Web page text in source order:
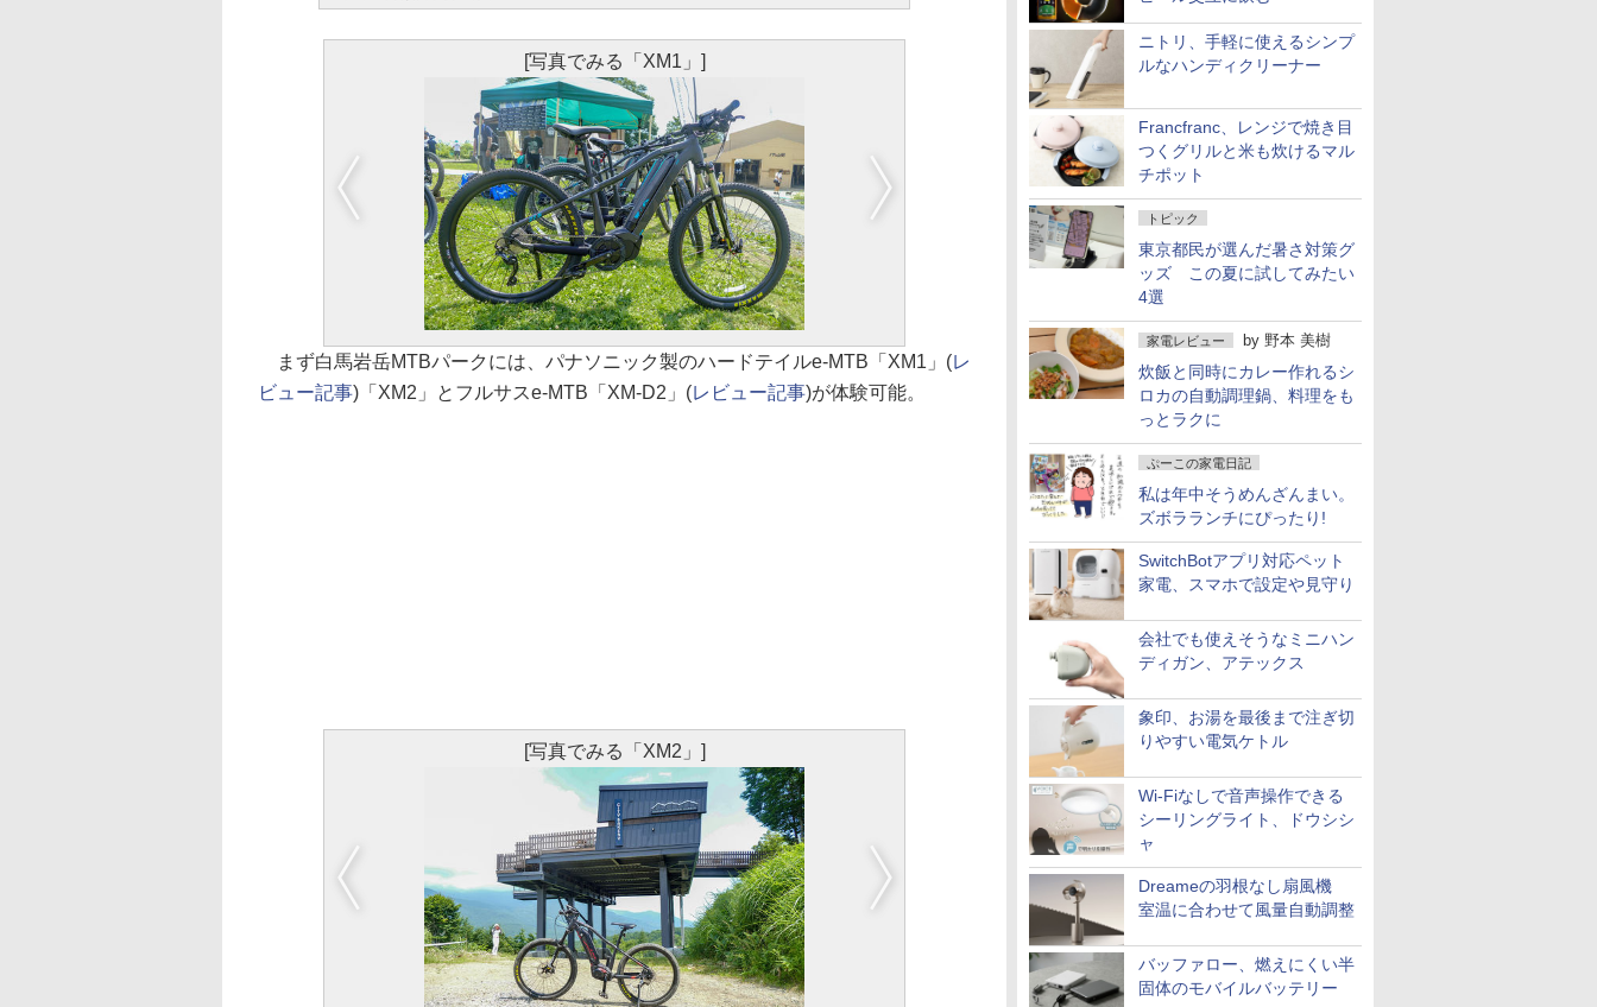
ニトリ、手軽に使えるシンプ
ルなハンディクリーナー
Francfranc、レンジで焼き目
つくグリルと米も炊けるマル
チポット
トピック
東京都民が選んだ暑さ対策グ
ッズ この夏に試してみたい
4選
家電レビュー by 野本 美樹
炊飯と同時にカレー作れるシ
ロカの自動調理鍋、料理をも
っとラクに
ぷーこの家電日記
私は年中そうめんざんまい。
ズボラランチにぴったり!
SwitchBotアプリ対応ペット
家電、スマホで設定や見守り
会社でも使えそうなミニハン
ディガン、アテックス
象印、お湯を最後まで注ぎ切
りやすい電気ケトル
Wi-Fiなしで音声操作できる
シーリングライト、ドウシシ
ャ
Dreameの羽根なし扇風機
室温に合わせて風量自動調整
バッファロー、燃えにくい半
固体のモバイルバッテリー
[写真でみる「XM1」]
まず白馬岩岳MTBパークには、パナソニック製のハードテイルe-MTB「XM1」(レ
ビュー記事)「XM2」とフルサスe-MTB「XM-D2」(レビュー記事)が体験可能。
[写真でみる「XM2」]